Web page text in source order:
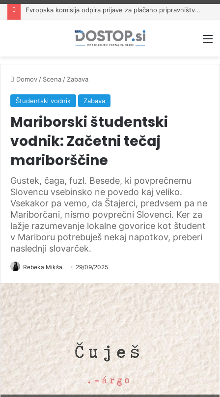
Evropska komisija odpira prijave za plačano pripravništvo Blue Book
Domov / Scena / Zabava
Študentski vodnik Zabava
Mariborski študentski
vodnik: Začetni tečaj
mariborščine
Gustek, čaga, fuzl. Besede, ki povprečnemu
Slovencu vsebinsko ne povedo kaj veliko.
Vsekakor pa vemo, da Štajerci, predvsem pa ne
Mariborčani, nismo povprečni Slovenci. Ker za
lažje razumevanje lokalne govorice kot študent
v Mariboru potrebuješ nekaj napotkov, preberi
naslednji slovarček.
Rebeka Mikša 29/09/2025